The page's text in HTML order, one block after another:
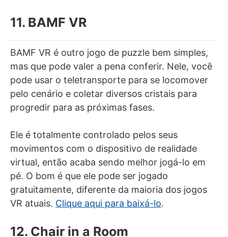
11. BAMF VR
BAMF VR é outro jogo de puzzle bem simples,
mas que pode valer a pena conferir. Nele, você
pode usar o teletransporte para se locomover
pelo cenário e coletar diversos cristais para
progredir para as próximas fases.
Ele é totalmente controlado pelos seus
movimentos com o dispositivo de realidade
virtual, então acaba sendo melhor jogá-lo em
pé. O bom é que ele pode ser jogado
gratuitamente, diferente da maioria dos jogos
VR atuais. Clique aqui para baixá-lo.
12. Chair in a Room